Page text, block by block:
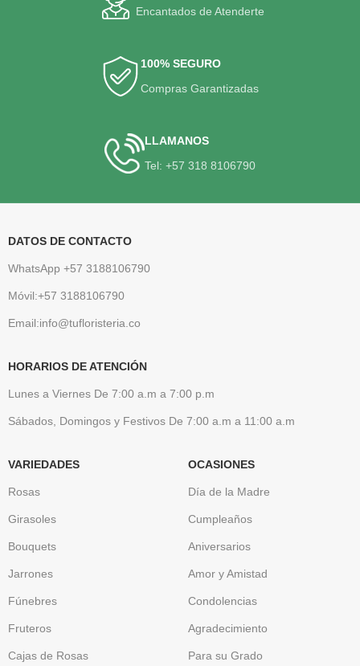
Encantados de Atenderte
100% SEGURO
Compras Garantizadas
LLAMANOS
Tel: +57 318 8106790
DATOS DE CONTACTO
WhatsApp +57 3188106790
Móvil:+57 3188106790
Email:info@tufloristeria.co
HORARIOS DE ATENCIÓN
Lunes a Viernes De 7:00 a.m a 7:00 p.m
Sábados, Domingos y Festivos De 7:00 a.m a 11:00 a.m
VARIEDADES
Rosas
Girasoles
Bouquets
Jarrones
Fúnebres
Fruteros
Cajas de Rosas
OCASIONES
Día de la Madre
Cumpleaños
Aniversarios
Amor y Amistad
Condolencias
Agradecimiento
Para su Grado